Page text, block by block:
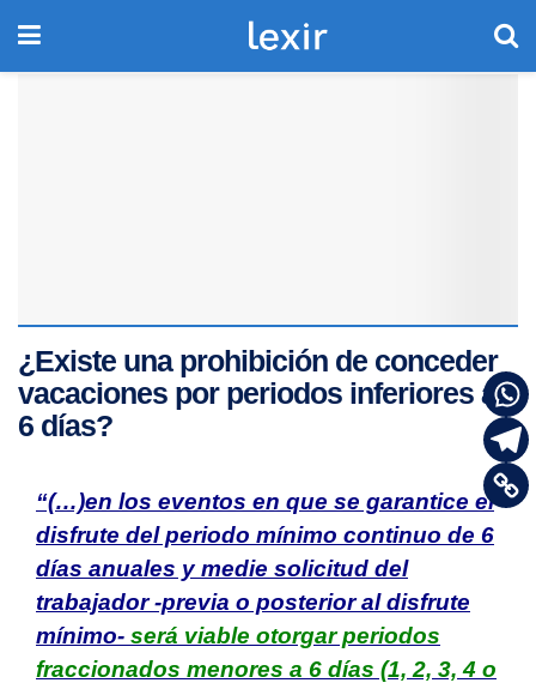
¿Existe una prohibición de conceder
vacaciones por periodos inferiores a
6 días?
“(…)en los eventos en que se garantice el
disfrute del periodo mínimo continuo de 6
días anuales y medie solicitud del
trabajador -previa o posterior al disfrute
mínimo- será viable otorgar periodos
fraccionados menores a 6 días (1, 2, 3, 4 o